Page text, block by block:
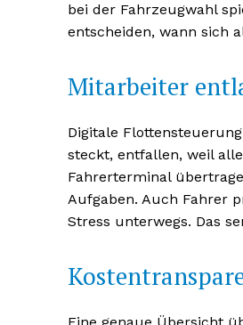
bei der Fahrzeugwahl
entscheiden, wann sich
Mitarbeiter
Digitale
steckt, entfallen, weil
Fahrerterminal
Aufgaben. Auch Fahrer
Stress unterwegs. Das